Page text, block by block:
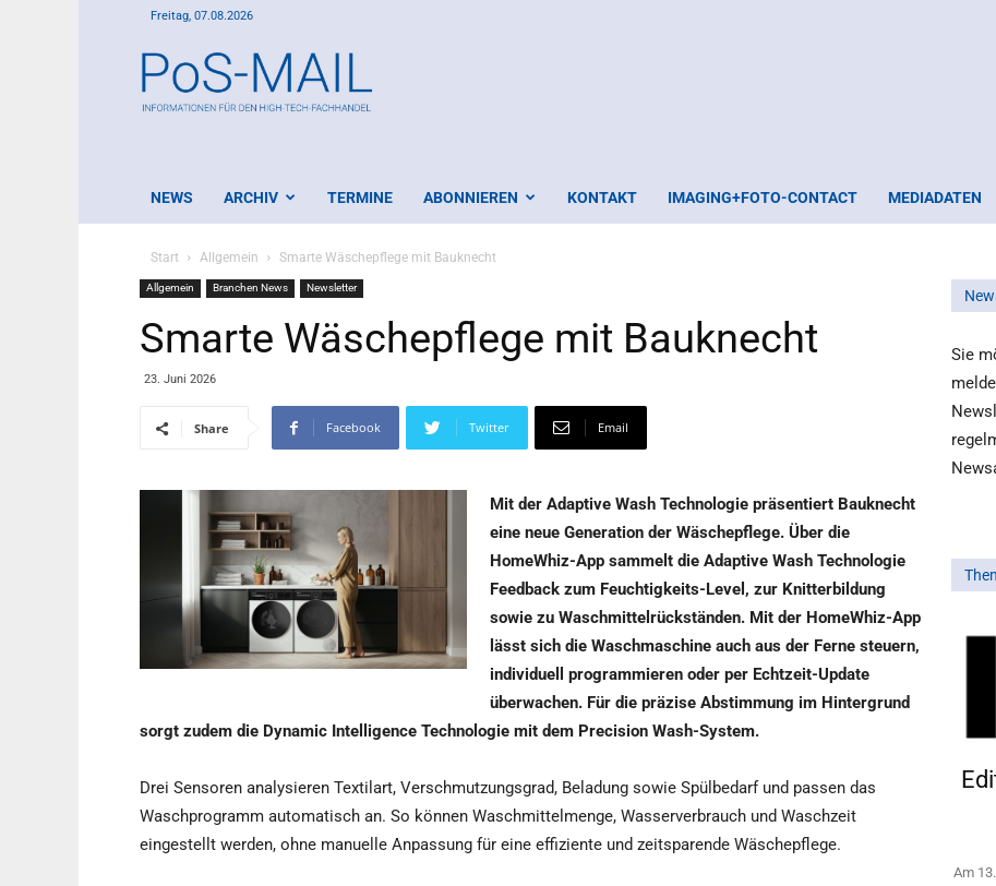
Freitag, 07.08.2026
Mail
NEWS ARCHIV TERMINE ABONNIEREN KONTAKT IMAGING+FOTO-CONTACT MEDIADATEN
Start Allgemein Smarte Wäschepflege mit Bauknecht
Allgemein Branchen News Newsletter
Smarte Wäschepflege mit Bauknecht
23. Juni 2026
Share Facebook Twitter Email
Mit der Adaptive Wash Technologie präsentiert Bauknecht
eine neue Generation der Wäschepflege. Über die
HomeWhiz-App sammelt die Adaptive Wash Technologie
Feedback zum Feuchtigkeits-Level, zur Knitterbildung
sowie zu Waschmittelrückständen. Mit der HomeWhiz-App
lässt sich die Waschmaschine auch aus der Ferne steuern,
individuell programmieren oder per Echtzeit-Update
überwachen. Für die präzise Abstimmung im Hintergrund
sorgt zudem die Dynamic Intelligence Technologie mit dem Precision Wash-System.
Drei Sensoren analysieren Textilart, Verschmutzungsgrad, Beladung sowie Spülbedarf und passen das
Waschprogramm automatisch an. So können Waschmittelmenge, Wasserverbrauch und Waschzeit
eingestellt werden, ohne manuelle Anpassung für eine effiziente und zeitsparende Wäschepflege.
Sie
Am